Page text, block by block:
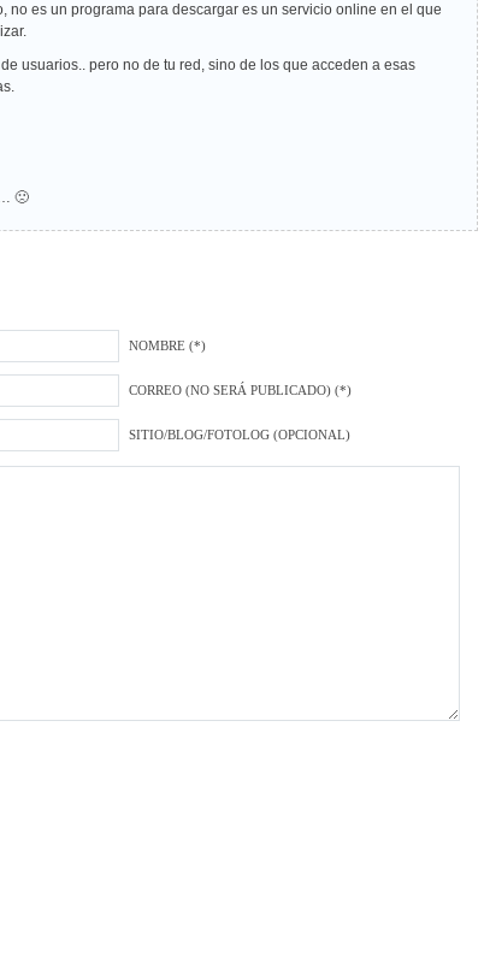
no es un programa para descargar es un servicio online en el que
usuarios.. pero no de tu red, sino de los que acceden a esas
🙁
NOMBRE (*)
CORREO (NO SERÁ PUBLICADO) (*)
SITIO/BLOG/FOTOLOG (OPCIONAL)